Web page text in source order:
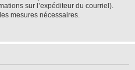
sur l’expéditeur du courriel).
mesures nécessaires.